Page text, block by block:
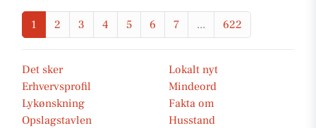
1 2 3 4 5 6 7 ... 622
Det sker
Lokalt nyt
Erhvervsprofil
Mindeord
Lykønskning
Fakta om
Opslagstavlen
Husstand